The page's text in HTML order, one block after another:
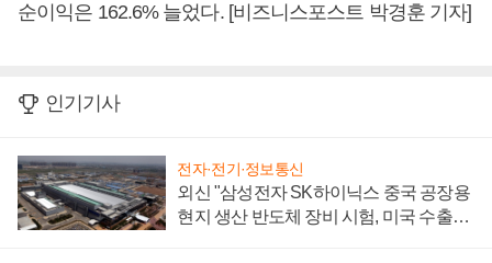
순이익은 162.6% 늘었다. [비즈니스포스트 박경훈 기자]
인기기사
전자·전기·정보통신
외신 "삼성전자 SK하이닉스 중국 공장용
현지 생산 반도체 장비 시험, 미국 수출통